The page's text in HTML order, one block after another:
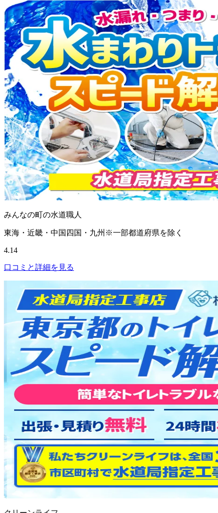
みんなの町の水道職人
東海・近畿・中国四国・九州※一部都道府県を除く
4.14
口コミと詳細を見る